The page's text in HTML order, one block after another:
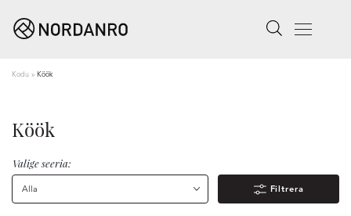
Search
Menu
Kodu » Köök
Köök
Valige seeria:
Alla Filtrera